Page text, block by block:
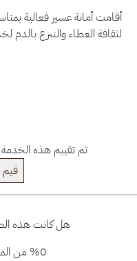
أقامت أمانة عسير فعالية
لثقافة العطاء والتبرع بالدم
تم تقييم هذه
هل كانت هذه
%0 من المستخدمين قالوا نعم